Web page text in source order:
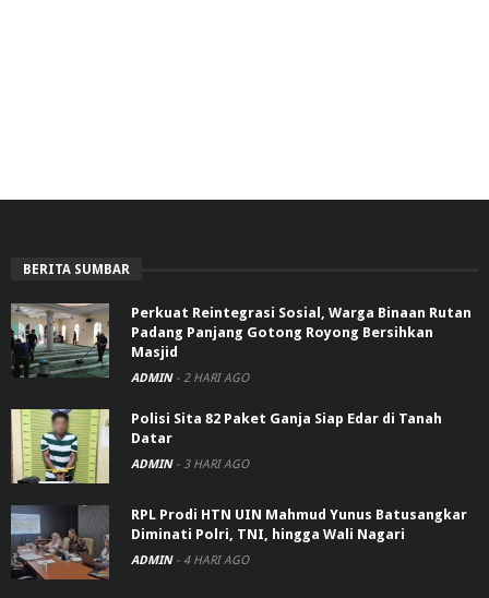
BERITA SUMBAR
Perkuat Reintegrasi Sosial, Warga Binaan Rutan
Padang Panjang Gotong Royong Bersihkan
Masjid
ADMIN - 2 HARI AGO
Polisi Sita 82 Paket Ganja Siap Edar di Tanah
Datar
ADMIN - 3 HARI AGO
RPL Prodi HTN UIN Mahmud Yunus Batusangkar
Diminati Polri, TNI, hingga Wali Nagari
ADMIN - 4 HARI AGO